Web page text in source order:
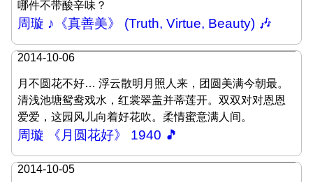
哪件不带酸辛味？
周璇 ♪《真善美》 (Truth, Virtue, Beauty) 🎶
2014-10-06
月不圆花不好… 浮云散明月照人来，团圆美满今朝最。
清浅池塘鸳鸯戏水，红裳翠盖并蒂莲开。双双对对恩恩
爱爱，这园风儿向着好花吹。柔情蜜意满人间。
周璇 《月圆花好》 1940 🎵
2014-10-05